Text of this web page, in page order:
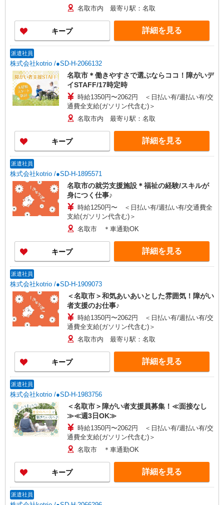
名取市内 最寄り駅：名取
キープ 詳細を見る
派遣社員
株式会社kotrio /●SD-H-2066132
名取市＊働きやすさで選ぶならココ！障がいデ
イSTAFF/17時定時
時給1350円〜2062円 ＜日払い有/週払い有/交
通費全支給(ガソリン代含む)＞
名取市内 最寄り駅：名取
キープ 詳細を見る
派遣社員
株式会社kotrio /●SD-H-1895571
名取市の就労支援施設＊福祉の経験/スキルが
身につく仕事♪
時給1250円〜 ＜日払い有/週払い有/交通費全
支給(ガソリン代含む)＞
名取市 ＊車通勤OK
キープ 詳細を見る
派遣社員
株式会社kotrio /●SD-H-1909073
＜名取市＞和気あいあいとした雰囲気！障がい
者支援のお仕事♪
時給1350円〜2062円 ＜日払い有/週払い有/交
通費全支給(ガソリン代含む)＞
名取市内 最寄り駅：名取
キープ 詳細を見る
派遣社員
株式会社kotrio /●SD-H-1983756
＜名取市＞障がい者支援員募集！≪面接なし
≫≪週3日OK≫
時給1350円〜2062円 ＜日払い有/週払い有/交
通費全支給(ガソリン代含む)＞
名取市 ＊車通勤OK
キープ 詳細を見る
派遣社員